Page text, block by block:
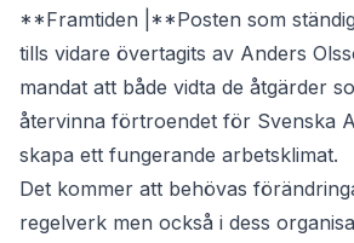
**Framtiden |**Posten som
tills vidare övertagits av Anders
mandat att både vidta de åtgärder
återvinna förtroendet för Svenska
skapa ett fungerande arbetsklimat.
Det kommer att behövas
regelverk men också i dess